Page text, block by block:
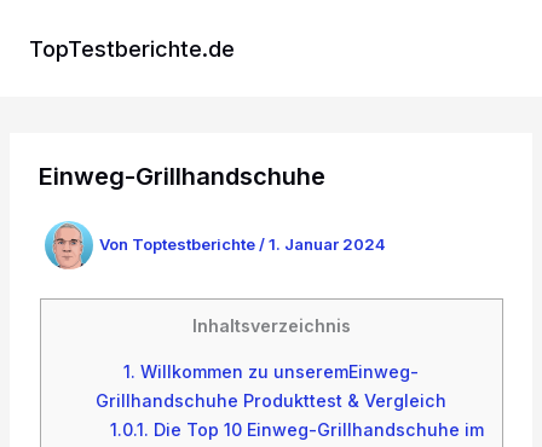
InhaltTopTestberichte.de
Einweg-Grillhandschuhe
Von Toptestberichte /1. Januar 2024
Inhaltsverzeichnis
1. Willkommen zu unseremEinweg-
Grillhandschuhe Produkttest & Vergleich
1.0.1. Die Top 10 Einweg-Grillhandschuhe im